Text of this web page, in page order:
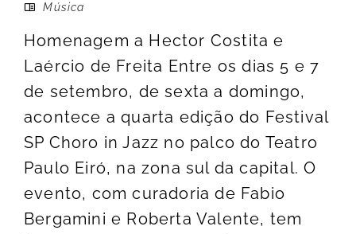
Música
Homenagem a Hector Costita e
Laércio de Freita Entre os dias 5 e 7
de setembro, de sexta a domingo,
acontece a quarta edição do Festival
SP Choro in Jazz no palco do Teatro
Paulo Eiró, na zona sul da capital. O
evento, com curadoria de Fabio
Bergamini e Roberta Valente, tem